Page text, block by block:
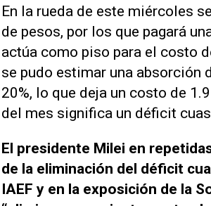
En la rueda de este miércoles
de pesos, por los que pagará
actúa como piso para el costo
se pudo estimar una absorción
20%, lo que deja un costo de
del mes significa un déficit
El presidente Milei en
de la eliminación del déficit
IAEF y en la exposición de la